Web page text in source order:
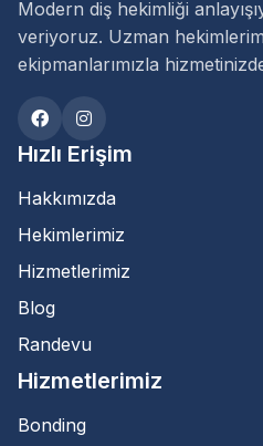
Ömer tarık yılmaz
30 Ağustos 2020, 00:26
Periodent firmasını
Cevapla
Bende bugun
Modern diş hekimliği
veriyoruz. Uzman
ekipmanlarımızla
Hızlı Erişim
Hakkımızda
Hekimlerimiz
Hizmetlerimiz
Blog
Randevu
Hizmetlerimiz
Bonding